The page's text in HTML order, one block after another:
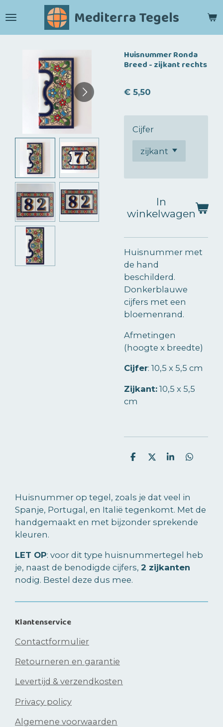
direct
naar
hoofdinhoud
Mediterra Tegels
Huisnummer Ronda
Breed - zijkant rechts
€ 5,50
Cijfer
In
winkelwagen
Huisnummer met
de hand
beschilderd.
Donkerblauwe
cijfers met een
bloemenrand.
Afmetingen
(hoogte x breedte)
Cijfer: 10,5 x 5,5 cm
Zijkant: 10,5 x 5,5
cm
D
n
D
S
e
D
n
Huisnummer op tegel, zoals je dat veel in
Spanje, Portugal, en Italië tegenkomt. Met de
handgemaakt en met bijzonder sprekende
kleuren.
LET OP: voor dit type huisnummertegel heb
je, naast de benodigde cijfers, 2 zijkanten
nodig. Bestel deze dus mee.
Klantenservice
Contactformulier
Retourneren en garantie
Levertijd & verzendkosten
Privacy policy
Algemene voorwaarden